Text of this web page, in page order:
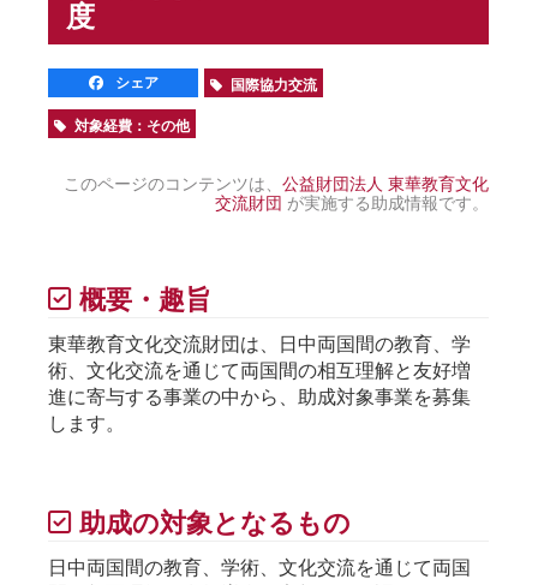
度
シェア 国際協力交流
対象経費：その他
このページのコンテンツは、公益財団法人 東華教育文化
交流財団 が実施する助成情報です。
概要・趣旨
東華教育文化交流財団は、日中両国間の教育、学
術、文化交流を通じて両国間の相互理解と友好増
進に寄与する事業の中から、助成対象事業を募集
します。
助成の対象となるもの
日中両国間の教育、学術、文化交流を通じて両国